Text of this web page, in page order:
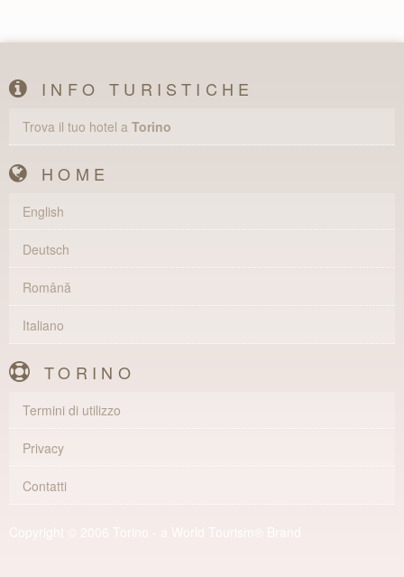
INFO TURISTICHE
Trova il tuo hotel a Torino
HOME
English
Deutsch
Română
Italiano
TORINO
Termini di utilizzo
Privacy
Contatti